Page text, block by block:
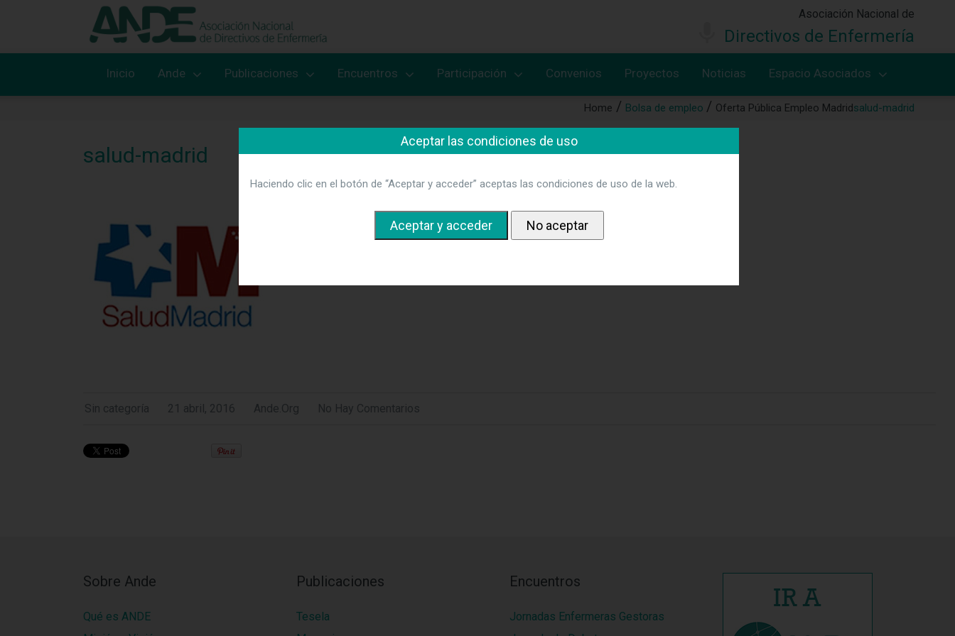
Asociación Nacional de
Directivos de Enfermería
Inicio Ande Publicaciones Encuentros Participación Convenios Proyectos Noticias Espacio Asociados
Home Bolsa de empleo Oferta Pública Empleo Madridsalud-madrid
salud-madrid
Sin categoría 21 abril, 2016 Ande.org No Hay Comentarios
Sobre Ande
Qué es ANDE
Publicaciones
Tesela
Encuentros
Jornadas Enfermeras Gestoras
Aceptar las condiciones de uso
Haciendo clic en el botón de “Aceptar y acceder” aceptas las condiciones de uso de la web.